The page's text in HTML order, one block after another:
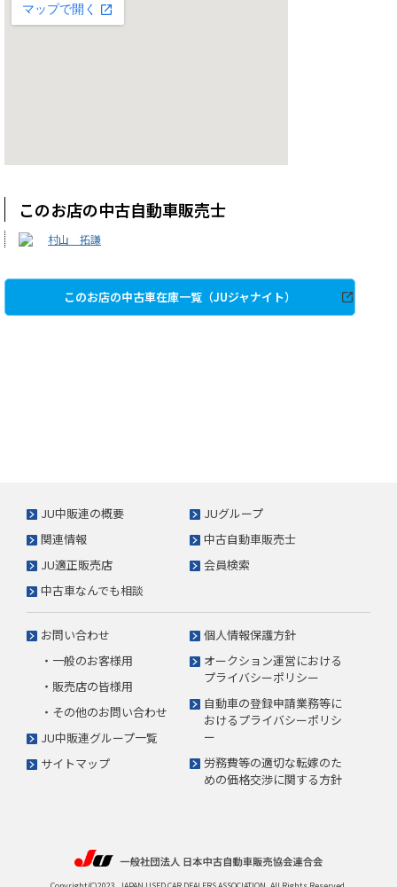
このお店の中古自動車販売士
村山 拓謙
このお店の中古車在庫一覧（JUジャナイト）
JU中販連の概要
JUグループ
関連情報
中古自動車販売士
JU適正販売店
会員検索
中古車なんでも相談
お問い合わせ
・一般のお客様用
・販売店の皆様用
・その他のお問い合わせ
JU中販連グループ一覧
サイトマップ
個人情報保護方針
オークション運営における
プライバシーポリシー
自動車の登録申請業務等に
おけるプライバシーポリシ
ー
労務費等の適切な転嫁のた
めの価格交渉に関する方針